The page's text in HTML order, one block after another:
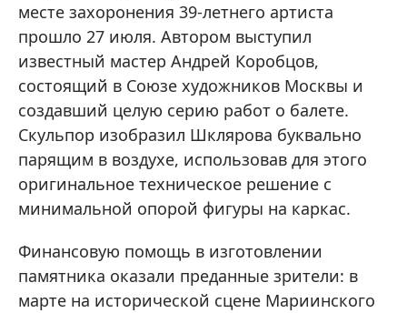
месте захоронения 39-летнего артиста
прошло 27 июля. Автором выступил
известный мастер Андрей Коробцов,
состоящий в Союзе художников Москвы и
создавший целую серию работ о балете.
Скульпор изобразил Шклярова буквально
парящим в воздухе, использовав для этого
оригинальное техническое решение с
минимальной опорой фигуры на каркас.
Финансовую помощь в изготовлении
памятника оказали преданные зрители: в
марте на исторической сцене Мариинского